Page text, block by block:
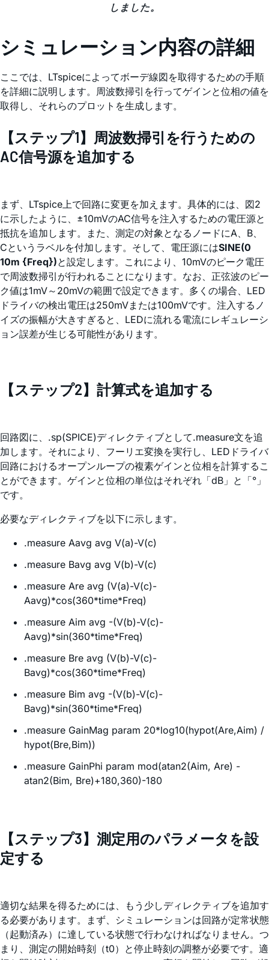
しました。
シミュレーション内容の詳細
ここでは、LTspiceによってボーデ線図を取得するための手順
を詳細に説明します。周波数掃引を行ってゲインと位相の値を
取得し、それらのプロットを生成します。
【ステップ1】周波数掃引を行うための
AC信号源を追加する
まず、LTspice上で回路に変更を加えます。具体的には、図2
に示したように、±10mVのAC信号を注入するための電圧源と
抵抗を追加します。また、測定の対象となるノードにA、B、
Cというラベルを付加します。そして、電圧源にはSINE(0
10m {Freq})と設定します。これにより、10mVのピーク電圧
で周波数掃引が行われることになります。なお、正弦波のピー
ク値は1mV～20mVの範囲で設定できます。多くの場合、LED
ドライバの検出電圧は250mVまたは100mVです。注入するノ
イズの振幅が大きすぎると、LEDに流れる電流にレギュレーシ
ョン誤差が生じる可能性があります。
【ステップ2】計算式を追加する
回路図に、.sp(SPICE)ディレクティブとして.measure文を追
加します。それにより、フーリエ変換を実行し、LEDドライバ
回路におけるオープンループの複素ゲインと位相を計算するこ
とができます。ゲインと位相の単位はそれぞれ「dB」と「°」
です。
必要なディレクティブを以下に示します。
.measure Aavg avg V(a)-V(c)
.measure Bavg avg V(b)-V(c)
.measure Are avg (V(a)-V(c)-
Aavg)*cos(360*time*Freq)
.measure Aim avg -(V(b)-V(c)-
Aavg)*sin(360*time*Freq)
.measure Bre avg (V(b)-V(c)-
Bavg)*cos(360*time*Freq)
.measure Bim avg -(V(b)-V(c)-
Bavg)*sin(360*time*Freq)
.measure GainMag param 20*log10(hypot(Are,Aim) /
hypot(Bre,Bim))
.measure GainPhi param mod(atan2(Aim, Are) -
atan2(Bim, Bre)+180,360)-180
【ステップ3】測定用のパラメータを設
定する
適切な結果を得るためには、もう少しディレクティブを追加す
る必要があります。まず、シミュレーションは回路が定常状態
（起動済み）に達している状態で行わなければなりません。つ
まり、測定の開始時刻（t0）と停止時刻の調整が必要です。適